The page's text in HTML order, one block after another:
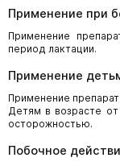
Применение при
Применение
период лактации.
Применение
Применение
Детям в возрасте
осторожностью.
Побочное